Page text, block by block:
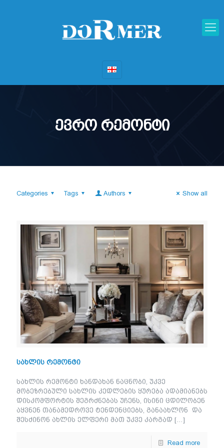
ევრო რემონტი
Categories Tags Authors Show all
სახლის რემონტი
სახლის რემონტი ხანდახან ნაცნობი, უკვე
მობეზრებული სახლის კედლების ყურება ადამიანებს
დისკომფორტის შეგრძნებას უჩენს, ისინი ცდილობენ
აყვნენ თანამედროვე ტენდენციებს, განაახლონ და
შესძინონ ახლის ელფერი მათ უკვე კარგად […]
Read more